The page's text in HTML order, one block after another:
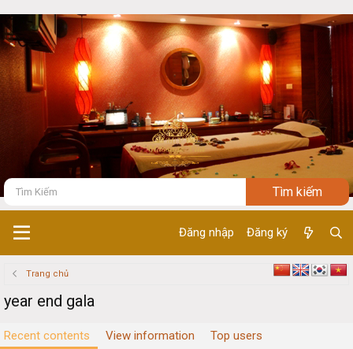
Đăng nhập Đăng ký
Trang chủ
year end gala
Recent contents View information Top users